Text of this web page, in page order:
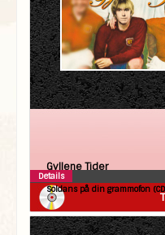
Gyllene Tider
Soldans på din grammofon
Details